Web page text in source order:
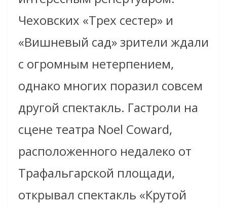
Чеховских «Трех сестер» и
«Вишневый сад» зрители ждали
с огромным нетерпением,
однако многих поразил совсем
другой спектакль. Гастроли на
сцене театра Noel Coward,
расположенного недалеко от
Трафальгарской площади,
открывал спектакль «Крутой